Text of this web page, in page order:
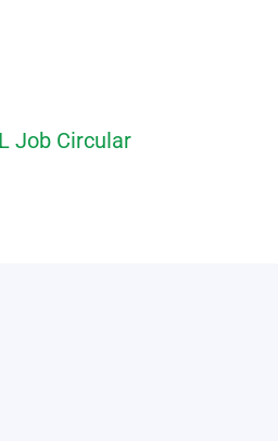
Job Circular